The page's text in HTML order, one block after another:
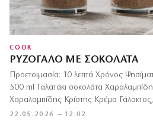
COOK
ΡΥΖΌΓΑΛΟ ΜΕ ΣΟΚΟΛΆΤΑ
22.05.2026 — 12:02
Προετοιμασία: 10 λεπτά Χρόνος
500 ml Γαλατάκι σοκολάτα
Χαραλαμπίδης Κρίστης Κρέμα